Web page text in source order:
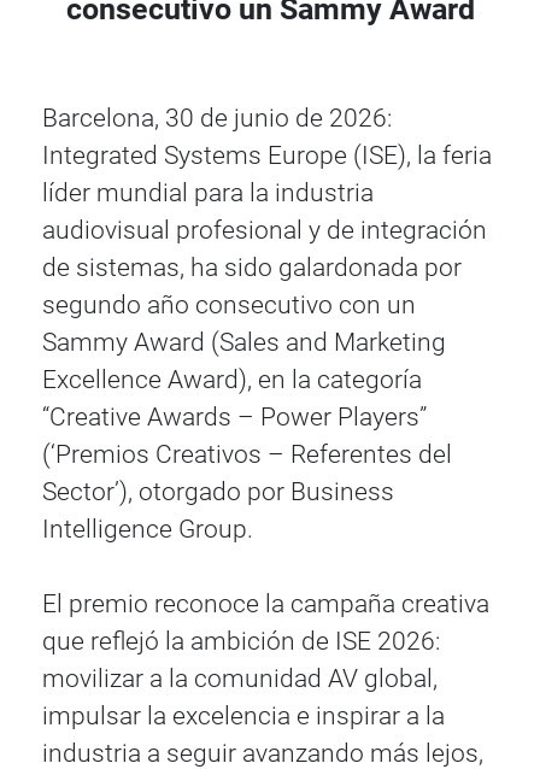
consecutivo un Sammy Award
Barcelona, 30 de junio de 2026:
Integrated Systems Europe (ISE), la feria
líder mundial para la industria
audiovisual profesional y de integración
de sistemas, ha sido galardonada por
segundo año consecutivo con un
Sammy Award (Sales and Marketing
Excellence Award), en la categoría
“Creative Awards – Power Players”
(‘Premios Creativos – Referentes del
Sector’), otorgado por Business
Intelligence Group.
El premio reconoce la campaña creativa
que reflejó la ambición de ISE 2026:
movilizar a la comunidad AV global,
impulsar la excelencia e inspirar a la
industria a seguir avanzando más lejos,